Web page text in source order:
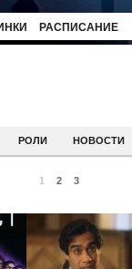
РАСПИСАНИЕ
РОЛИ НОВОСТИ
1 2 3